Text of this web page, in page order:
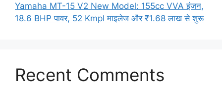
Yamaha MT-15 V2 New Model: 155cc VVA इंजन,
18.6 BHP पावर, 52 Kmpl माइलेज और ₹1.68 लाख से शुरू
Recent Comments